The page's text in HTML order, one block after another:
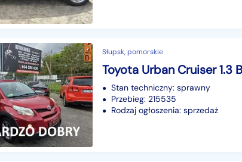
Słupsk, pomorskie
Stan techniczny: sprawny
Przebieg: 215535
Rodzaj ogłoszenia: sprzedaż